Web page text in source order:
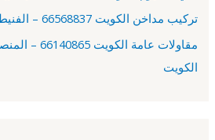
تركيب مداخن الكويت 66568837 – الفنيطيس – تركيب شفاطات
مقاولات عامة
الكويت